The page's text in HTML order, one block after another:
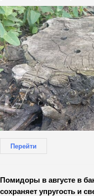
Перейти
Помидоры в августе в
сохраняет упругость и